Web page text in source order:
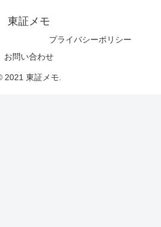
東証メモ
プライバシーポリシー
お問い合わせ
2021 東証メモ.